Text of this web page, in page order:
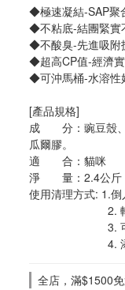
◆極速凝結-SAP聚
◆不粘底-結團緊實
◆不酸臭-先進吸附
◆超高CP值-經濟
◆可沖馬桶-水溶性
[產品規格]
成　　分：豌豆殼
瓜爾膠。
適　　合：貓咪
淨　　量：2.4公斤
使用清理方式: 1.
全店，滿$1500